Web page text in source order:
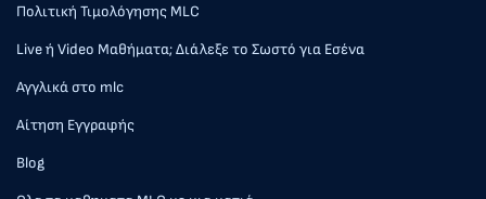
Πολιτική Τιμολόγησης MLC
Live ή Video Μαθήματα; Διάλεξε το Σωστό για Εσένα
Αγγλικά στο mlc
Αίτηση Εγγραφής
Blog